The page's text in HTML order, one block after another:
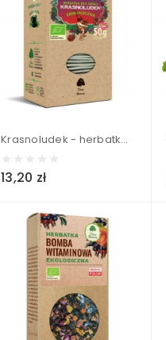
Krasnoludek - herbatka ekologiczna dla dzieci (25x2g) BIO - Dary Natury 50 g
13,20 zł